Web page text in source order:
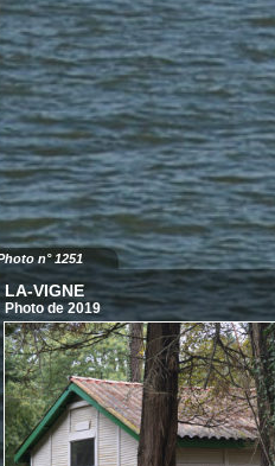
n° 1251
LA-VIGNE
Photo de 2019